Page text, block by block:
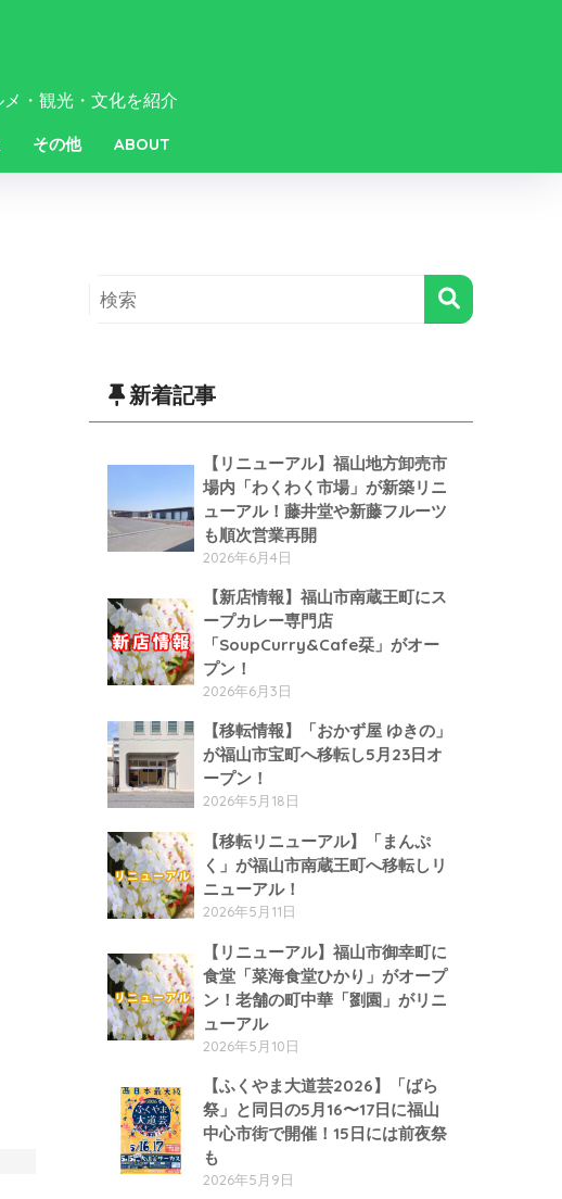
・観光・文化を紹介
その他 ABOUT
新着記事
【リニューアル】福山地方卸売市
場内「わくわく市場」が新築リニ
ューアル！藤井堂や新藤フルーツ
も順次営業再開
2026年6月4日
【新店情報】福山市南蔵王町にス
ープカレー専門店
「SoupCurry&Cafe栞」がオー
プン！
2026年6月3日
【移転情報】「おかず屋 ゆきの」
が福山市宝町へ移転し5月23日オ
ープン！
2026年5月18日
【移転リニューアル】「まんぷ
く」が福山市南蔵王町へ移転しリ
ニューアル！
2026年5月11日
【リニューアル】福山市御幸町に
食堂「菜海食堂ひかり」がオープ
ン！老舗の町中華「劉園」がリニ
ューアル
2026年5月10日
【ふくやま大道芸2026】「ばら
祭」と同日の5月16〜17日に福山
中心市街で開催！15日には前夜祭
も
2026年5月9日